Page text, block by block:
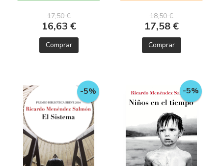
17,50 €
16,63 €
Comprar
18,50 €
17,58 €
Comprar
-5% -5%